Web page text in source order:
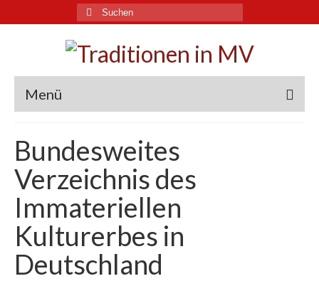
Suche
nach:
Menü
Immaterielles Kulturerbe
Landkarte
Archive und Experten
Aktuelles
Links
Bundesweites
Verzeichnis des
Immateriellen
Kulturerbes in
Deutschland